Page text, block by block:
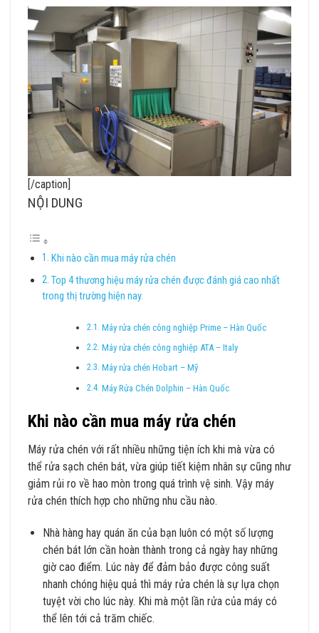
[/caption]
NỘI DUNG
Khi nào cần mua máy rửa chén
Top 4 thương hiệu máy rửa chén được đánh giá cao nhất
trong thị trường hiện nay.
Máy rửa chén công nghiệp Prime – Hàn Quốc
Máy rửa chén công nghiệp ATA – Italy
Máy rửa chén Hobart – Mỹ
Máy Rửa Chén Dolphin – Hàn Quốc
Khi nào cần mua máy rửa chén
Máy rửa chén với rất nhiều những tiện ích khi mà vừa có
thể rửa sạch chén bát, vừa giúp tiết kiệm nhân sự cũng như
giảm rủi ro về hao mòn trong quá trình vệ sinh. Vậy máy
rửa chén thích hợp cho những nhu cầu nào.
Nhà hàng hay quán ăn của bạn luôn có một số lượng
chén bát lớn cần hoàn thành trong cả ngày hay những
giờ cao điểm. Lúc này để đảm bảo được công suất
nhanh chóng hiệu quả thì máy rửa chén là sự lựa chọn
tuyệt vời cho lúc này. Khi mà một lần rửa của máy có
thể lên tới cả trăm chiếc.